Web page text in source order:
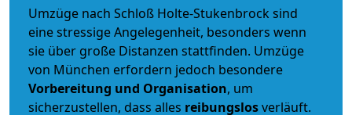
Umzüge nach Schloß Holte-Stukenbrock sind
eine stressige Angelegenheit, besonders wenn
sie über große Distanzen stattfinden. Umzüge
von München erfordern jedoch besondere
Vorbereitung und Organisation, um
sicherzustellen, dass alles reibungslosverläuft.